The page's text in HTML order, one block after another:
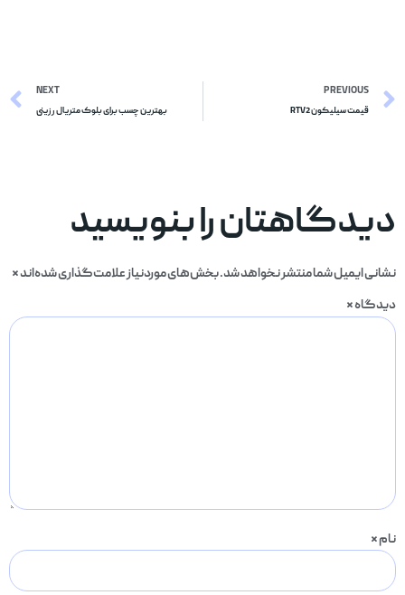
PREVIOUS
قیمت سیلیکون RTV2
NEXT
بهترین چسب برای بلوک متریال رزینی
دیدگاهتان را بنویسید
نشانی ایمیل شما منتشر نخواهد شد.بخش‌های موردنیاز علامت‌گذاری شده‌اند*
دیدگاه*
نام*